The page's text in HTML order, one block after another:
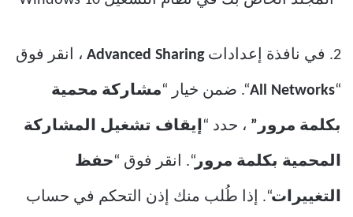
2. في نافذة إعدادات Advanced Sharing ، انقر فوق
“
All Networks“. ضمن خيار “مشاركة محمية
بكلمة مرور” ، حدد “إيقاف تشغيل المشاركة
المحمية بكلمة مرور“. انقر فوق “حفظ
التغييرات“. إذا طُلب منك إذن التحكم في حساب